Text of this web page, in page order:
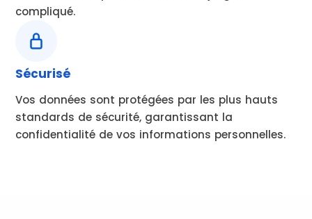
compliqué.
Sécurisé
Vos données sont protégées par les plus hauts
standards de sécurité, garantissant la
confidentialité de vos informations personnelles.